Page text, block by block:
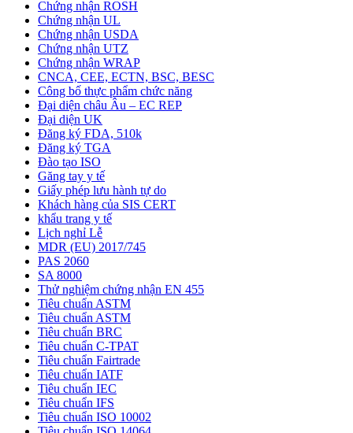
Chứng nhận ROSH
Chứng nhận UL
Chứng nhận USDA
Chứng nhận UTZ
Chứng nhận WRAP
CNCA, CEE, ECTN, BSC, BESC
Công bố thực phẩm chức năng
Đại diện châu Âu – EC REP
Đại diện UK
Đăng ký FDA, 510k
Đăng ký TGA
Đào tạo ISO
Găng tay y tế
Giấy phép lưu hành tự do
Khách hàng của SIS CERT
khẩu trang y tế
Lịch nghỉ Lễ
MDR (EU) 2017/745
PAS 2060
SA 8000
Thử nghiệm chứng nhận EN 455
Tiêu chuẩn ASTM
Tiêu chuẩn ASTM
Tiêu chuẩn BRC
Tiêu chuẩn C-TPAT
Tiêu chuẩn Fairtrade
Tiêu chuẩn IATF
Tiêu chuẩn IEC
Tiêu chuẩn IFS
Tiêu chuẩn ISO 10002